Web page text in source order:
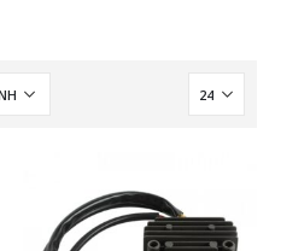
Genuine Γνήσιο